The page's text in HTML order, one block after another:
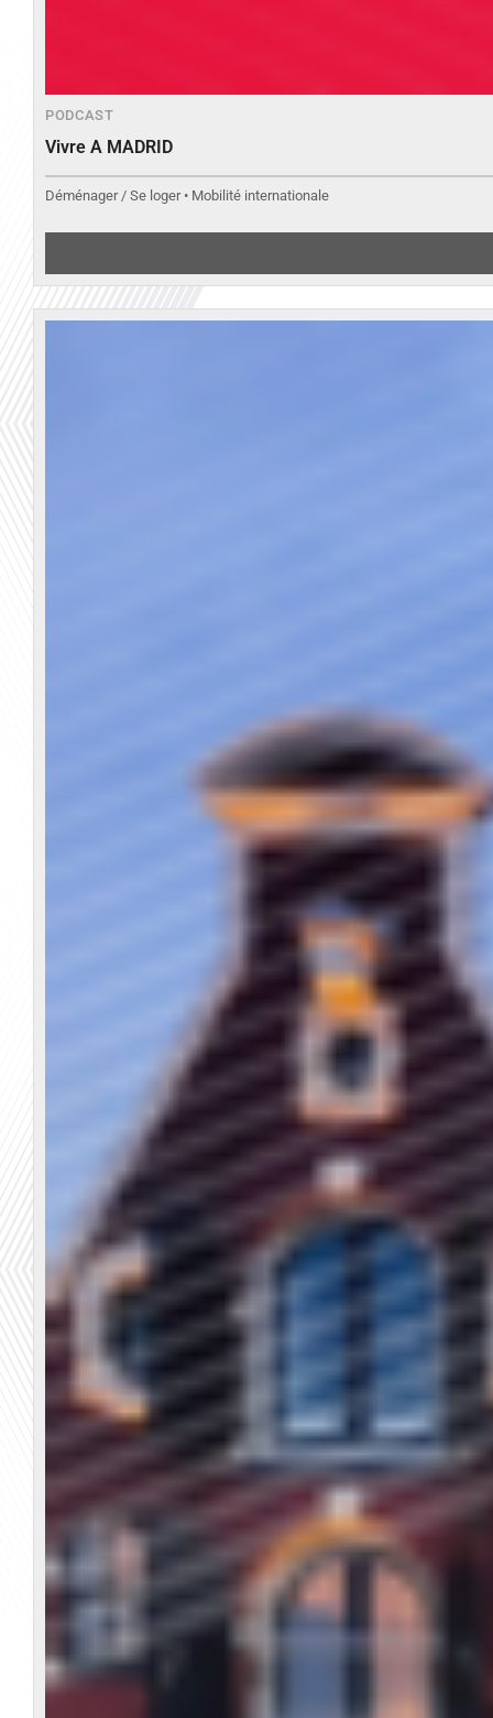
PODCAST
Vivre A MADRID
Déménager / Se loger • Mobilité internationale